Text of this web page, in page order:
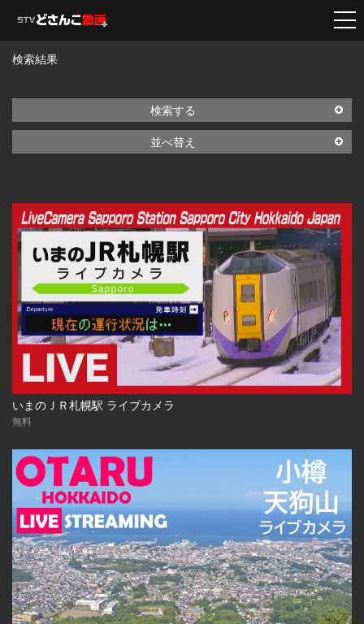
検索結果
検索する
並べ替え
いまのＪＲ札幌駅 ライブカメラ
無料